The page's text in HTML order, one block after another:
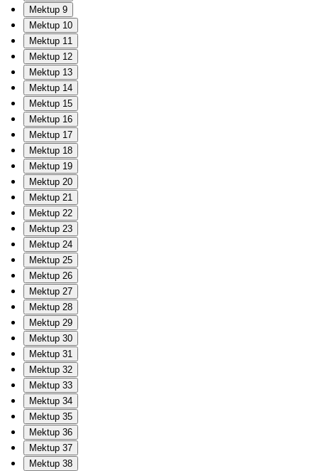
Mektup 9
Mektup 10
Mektup 11
Mektup 12
Mektup 13
Mektup 14
Mektup 15
Mektup 16
Mektup 17
Mektup 18
Mektup 19
Mektup 20
Mektup 21
Mektup 22
Mektup 23
Mektup 24
Mektup 25
Mektup 26
Mektup 27
Mektup 28
Mektup 29
Mektup 30
Mektup 31
Mektup 32
Mektup 33
Mektup 34
Mektup 35
Mektup 36
Mektup 37
Mektup 38